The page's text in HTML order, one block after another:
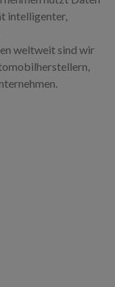
intelligenter,
weltweit sind wir